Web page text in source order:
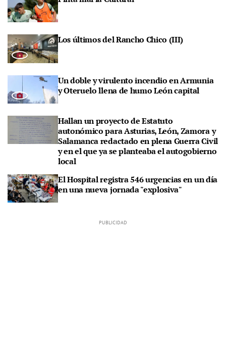
Los últimos del Rancho Chico (III)
Un doble y virulento incendio en Armunia
y Oteruelo llena de humo León capital
Hallan un proyecto de Estatuto
autonómico para Asturias, León, Zamora y
Salamanca redactado en plena Guerra Civil
y en el que ya se planteaba el autogobierno
local
El Hospital registra 546 urgencias en un día
en una nueva jornada "explosiva"